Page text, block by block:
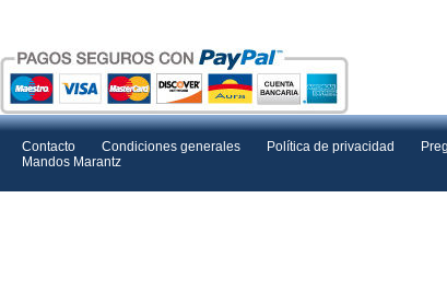
Contacto Condiciones generales Política de privacidad
Mandos Marantz